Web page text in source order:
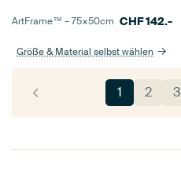
ArtFrame™ –75×50cm CHF142.-
Größe & Material selbst wählen
1 2 3